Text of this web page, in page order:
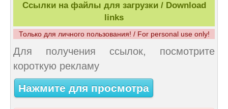
Ссылки на файлы для загрузки / Download
links
Только для личного пользования! / For personal use only!
Для получения ссылок, посмотрите
короткую рекламу
Нажмите для просмотра